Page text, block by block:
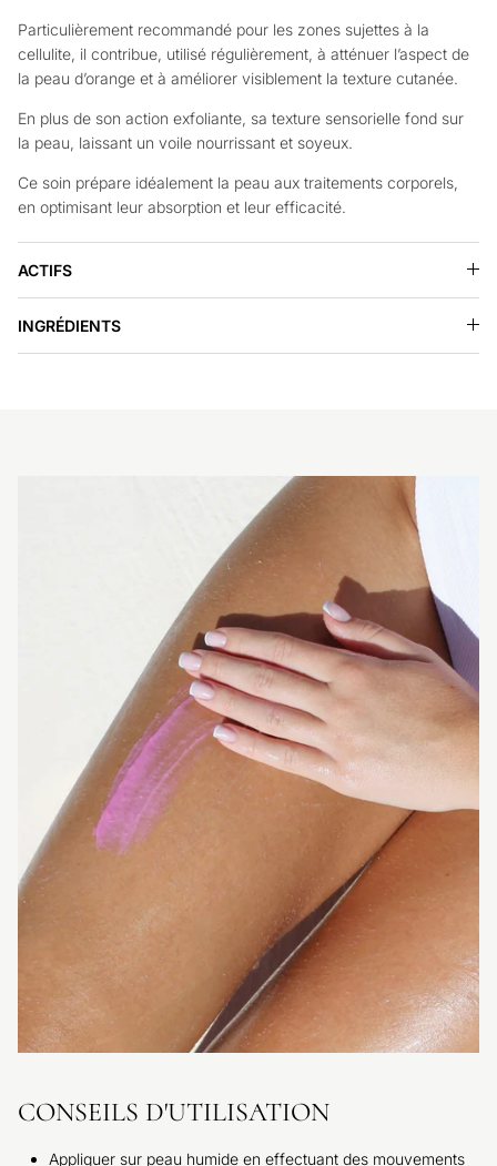
Particulièrement recommandé pour les zones sujettes à la
cellulite, il contribue, utilisé régulièrement, à atténuer l’aspect de
la peau d’orange et à améliorer visiblement la texture cutanée.
En plus de son action exfoliante, sa texture sensorielle fond sur
la peau, laissant un voile nourrissant et soyeux.
Ce soin prépare idéalement la peau aux traitements corporels,
en optimisant leur absorption et leur efficacité.
ACTIFS
INGRÉDIENTS
CONSEILS D'UTILISATION
Appliquer sur peau humide en effectuant des mouvements